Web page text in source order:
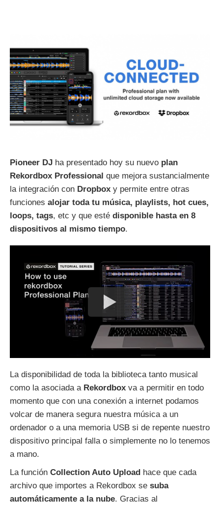
Pioneer DJ ha presentado hoy su nuevo plan
Rekordbox Professional que mejora sustancialmente
la integración con Dropbox y permite entre otras
funciones alojar toda tu música, playlists, hot cues,
loops, tags, etc y que esté disponible hasta en 8
dispositivos al mismo tiempo.
La disponibilidad de toda la biblioteca tanto musical
como la asociada a Rekordbox va a permitir en todo
momento que con una conexión a internet podamos
volcar de manera segura nuestra música a un
ordenador o a una memoria USB si de repente nuestro
dispositivo principal falla o simplemente no lo tenemos
a mano.
La función Collection Auto Upload hace que cada
archivo que importes a Rekordbox se suba
automáticamente a la nube. Gracias al